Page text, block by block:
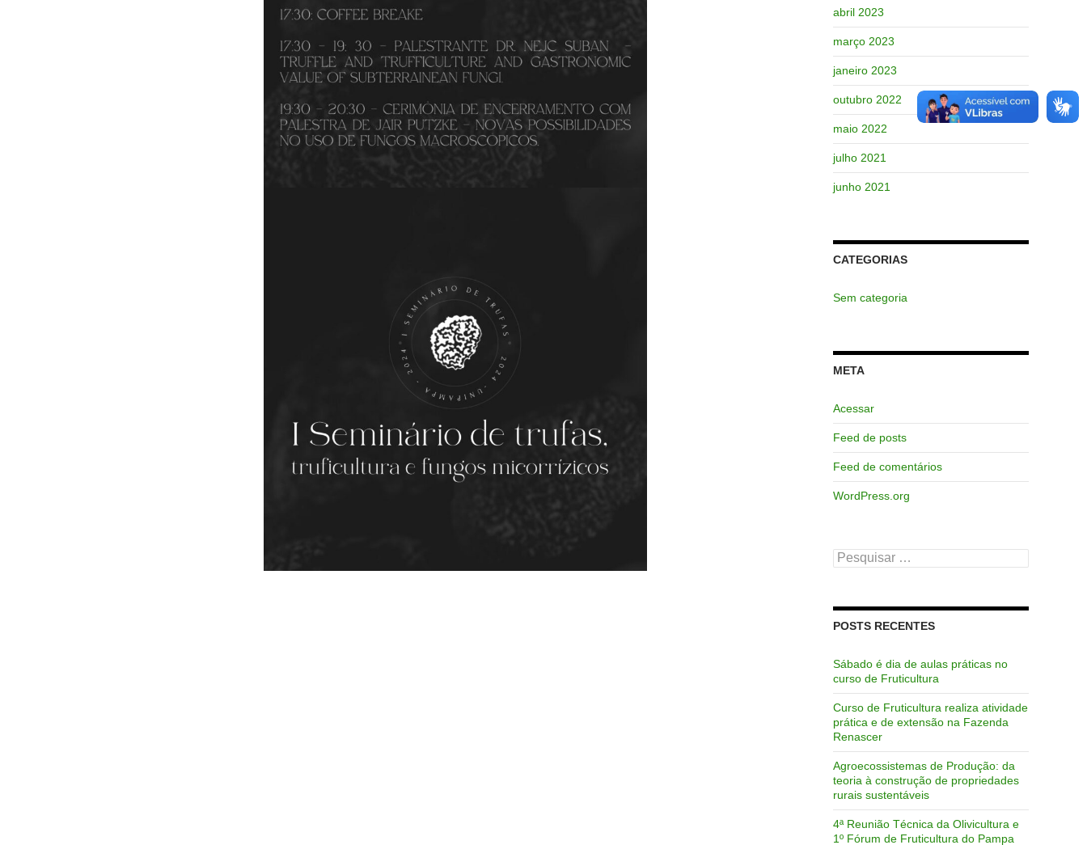
abril 2023
março 2023
janeiro 2023
outubro 2022
maio 2022
julho 2021
junho 2021
CATEGORIAS
Sem categoria
META
Acessar
Feed de posts
Feed de comentários
WordPress.org
Pesquisar
por:
POSTS RECENTES
Sábado é dia de aulas práticas no
curso de Fruticultura
Curso de Fruticultura realiza atividade
prática e de extensão na Fazenda
Renascer
Agroecossistemas de Produção: da
teoria à construção de propriedades
rurais sustentáveis
4ª Reunião Técnica da Olivicultura e
1º Fórum de Fruticultura do Pampa